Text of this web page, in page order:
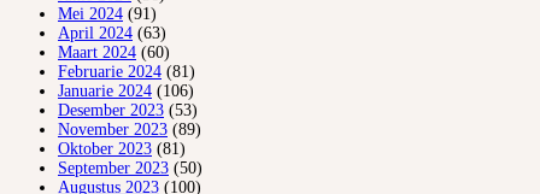
Mei 2024 (91)
April 2024 (63)
Maart 2024 (60)
Februarie 2024 (81)
Januarie 2024 (106)
Desember 2023 (53)
November 2023 (89)
Oktober 2023 (81)
September 2023 (50)
Augustus 2023 (100)